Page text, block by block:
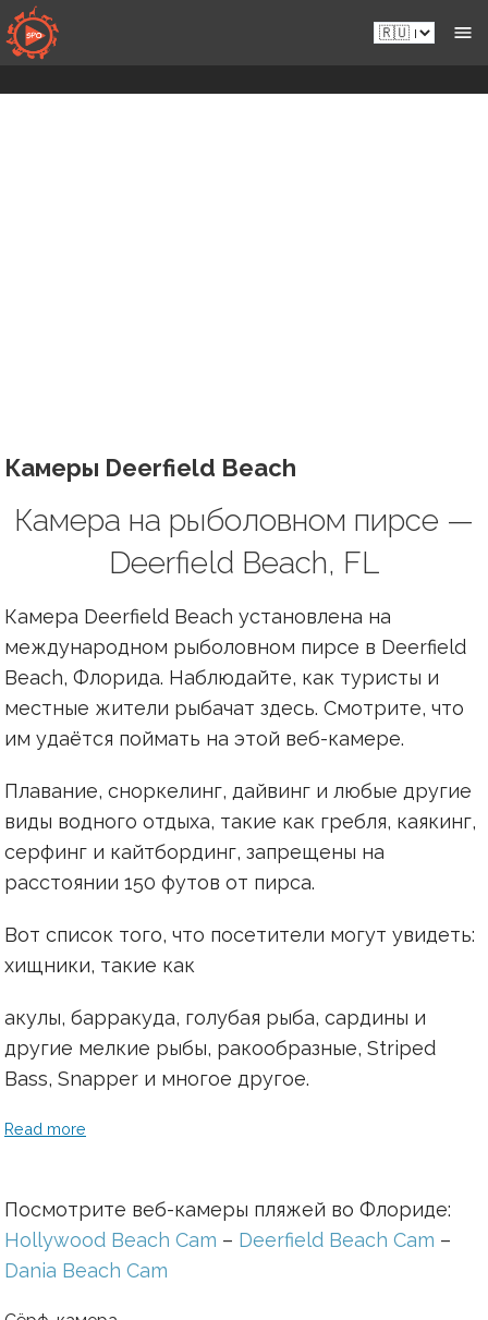
Перейти
к
контенту
Ru.sportsmansparadiseonline.com
Камеры Deerfield Beach
Камера на рыболовном пирсе —
Deerfield Beach, FL
Камера Deerfield Beach установлена на
международном рыболовном пирсе в Deerfield
Beach, Флорида. Наблюдайте, как туристы и
местные жители рыбачат здесь. Смотрите, что
им удаётся поймать на этой веб-камере.
Плавание, сноркелинг, дайвинг и любые другие
виды водного отдыха, такие как гребля, каякинг,
серфинг и кайтбординг, запрещены на
расстоянии 150 футов от пирса.
Вот список того, что посетители могут увидеть:
хищники, такие как
акулы, барракуда, голубая рыба, сардины и
другие мелкие рыбы, ракообразные, Striped
Bass, Snapper и многое другое.
Read more
Посмотрите веб-камеры пляжей во Флориде:
Hollywood Beach Cam – Deerfield Beach Cam –
Dania Beach Cam